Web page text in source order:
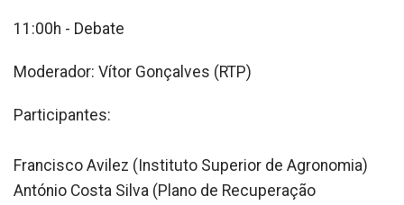
11:00h - Debate
Moderador: Vítor Gonçalves (RTP)
Participantes:
Francisco Avilez (Instituto Superior de Agronomia)
António Costa Silva (Plano de Recuperação